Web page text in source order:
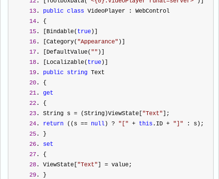
13. public class VideoPlayer : WebControl
14. {
15. [Bindable( true )]
16. [Category( "Appearance" )]
17. [DefaultValue( "" )]
18. [Localizable( true )]
19. public string Text
20. {
21. get
22. {
23. String s = (String)ViewState[ "Text" ];
24. return ((s == null ) ? " " + this.ID + " " : s);
25. }
26. set
27. {
28. ViewState[ "Text" = value;
29. }